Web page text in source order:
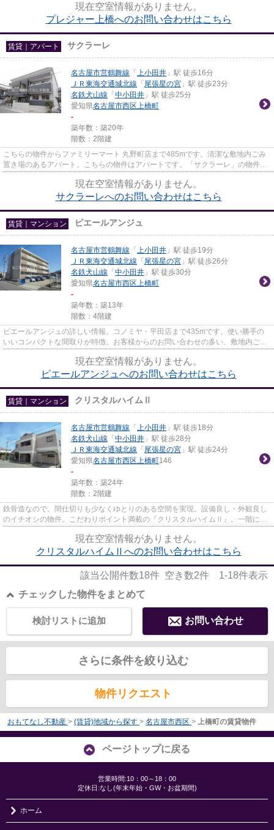
現在空室情報がありません。
プレジャー上橋へのお問い合わせはこちら
賃貸｜アパート サクラーレ
名古屋市営鶴舞線 「 上小田井 」駅 徒歩16分
ＪＲ東海交通城北線 「 尾張星の宮 」駅 徒歩23分
名鉄犬山線 「 中小田井 」駅 徒歩25分
愛知県名古屋市西区上橋町
-
築年数：築20年
階数：2階建
こちらの物件からファミリーマート 丸野町店まで485mです。清潔な敷地内ごみ
置き場のあるアパート。こちらの物件はアパートです。「サクラーレ」の物件情
現在空室情報がありません。
サクラーレへのお問い合わせはこちら
賃貸｜マンション ピエールアンジュ
名古屋市営鶴舞線 「 上小田井 」駅 徒歩19分
ＪＲ東海交通城北線 「 尾張星の宮 」駅 徒歩26分
名鉄犬山線 「 中小田井 」駅 徒歩30分
愛知県名古屋市西区上橋町
-
築年数：築13年
階数：4階建
ピエールアンジュの詳しい情報。コノミヤ・平田店まで435mです。使い勝手の
いいコンパクトな間取りが特徴。お客様からのお問い合わせの多い、敷地内ごみ
現在空室情報がありません。
ピエールアンジュへのお問い合わせはこちら
賃貸｜マンション クリスタルハイムⅡ
名古屋市営鶴舞線 「 上小田井 」駅 徒歩18分
名鉄犬山線 「 中小田井 」駅 徒歩28分
ＪＲ東海交通城北線 「 尾張星の宮 」駅 徒歩24分
愛知県名古屋市西区上橋町146
-
築年数：築24年
階数：2階建
鉄骨造なので、間仕切りも少なくゆとりのある空間を実現。設備良し・外観良し
のイチオシの物件。こだわりポイント満載の『クリスタルハイムⅡ』。一階にあ
現在空室情報がありません。
クリスタルハイムⅡへのお問い合わせはこちら
該当公開件数18件 空き数2件 1-18件表示
チェックした物件をまとめて
お問い合わせ
検討リストに追加
さらに条件を絞り込む
物件リクエスト
おもてなし不動産 > (賃貸)地域から探す > 名古屋市西区 > 上橋町の賃貸物件
ページトップに戻る
営業時間:10：00～18：00
定休日:なし(年末年始・GW・お盆期間)
ホーム